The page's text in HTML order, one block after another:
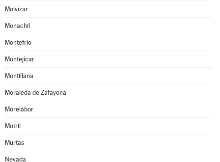
Molvízar
Monachil
Montefrío
Montejícar
Montillana
Moraleda de Zafayona
Morelábor
Motril
Murtas
Nevada